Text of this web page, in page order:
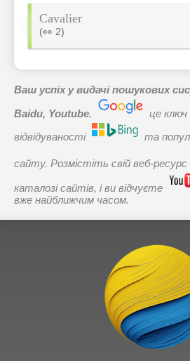
Cavalier
(👀 2)
Ваш успіх у видачі пошукових
Baidu, Youtube.
це ключ
відвідуваності
та
сайту. Розмістіть свій веб-ресурс
каталозі сайтів, і ви відчуєте
вже найближчим часом.